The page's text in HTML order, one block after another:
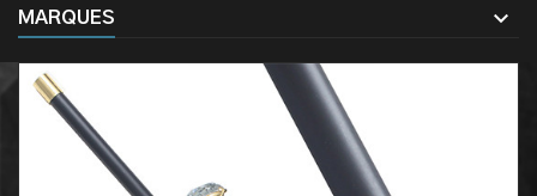
MARQUES